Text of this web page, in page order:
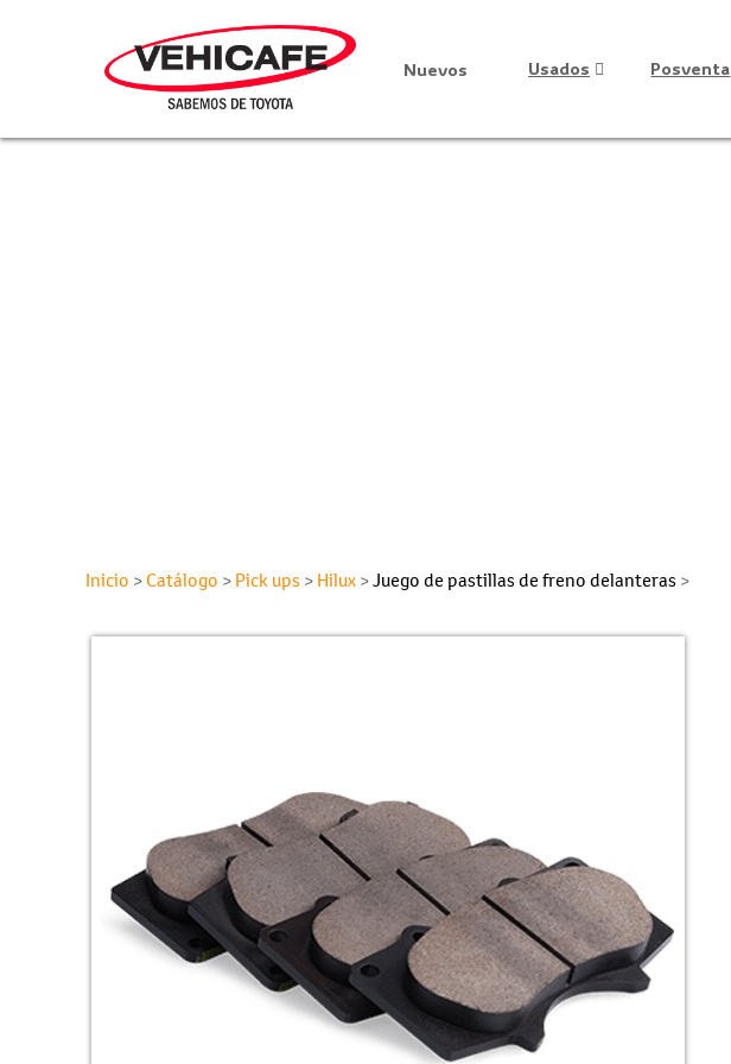
Nuevos Usados Posventa
Inicio > Catálogo > Pick ups > Hilux >Juego de pastillas de freno delanteras >